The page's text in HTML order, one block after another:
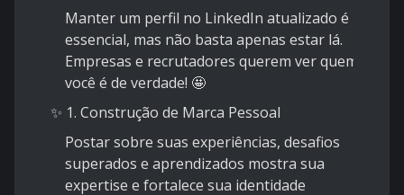
Manter um perfil no LinkedIn atualizado é
essencial, mas não basta apenas estar lá.
Empresas e recrutadores querem ver quem
você é de verdade! 🤩
✨ 1. Construção de Marca Pessoal
Postar sobre suas experiências, desafios
superados e aprendizados mostra sua
expertise e fortalece sua identidade